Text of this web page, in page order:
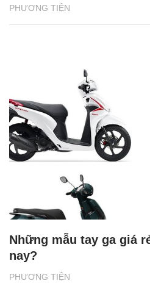
PHƯƠNG TIỆN
PHƯƠNG TIỆN
Những mẫu tay ga giá
nay?